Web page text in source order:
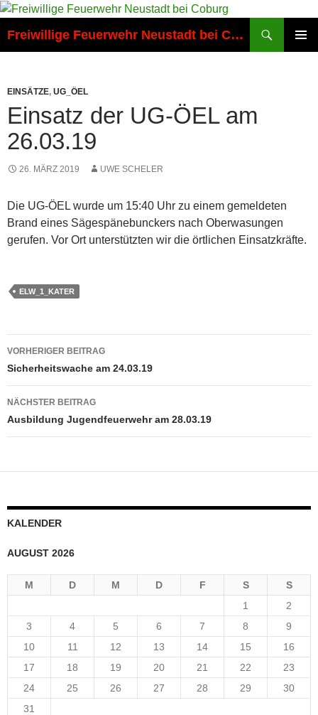
Zum
springen
Freiwillige Feuerwehr Neustadt bei Coburg
EINSÄTZE, UG_ÖEL
Einsatz der UG-ÖEL am
26.03.19
26. MÄRZ 2019 UWE SCHELER
Die UG-ÖEL wurde um 15:40 Uhr zu einem gemeldeten
Brand eines Sägespänebunckers nach Oberwasungen
gerufen. Vor Ort unterstützten wir die örtlichen Einsatzkräfte.
ELW_1_KATER
Beitragsnavigation
VORHERIGER BEITRAG
Sicherheitswache am 24.03.19
NÄCHSTER BEITRAG
Ausbildung Jugendfeuerwehr am 28.03.19
KALENDER
AUGUST 2026
M D M D F S S
1
2
3
4 5 6 7 8
9
10
11 12 13 14 15
16
17
18 19 20 21 22
23
24
25 26 27 28 29
30
31